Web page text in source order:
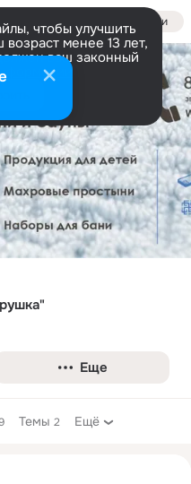
Войти
чтобы улучшить
менее 13 лет,
ваш законный
Еще
Темы 2 Ещё